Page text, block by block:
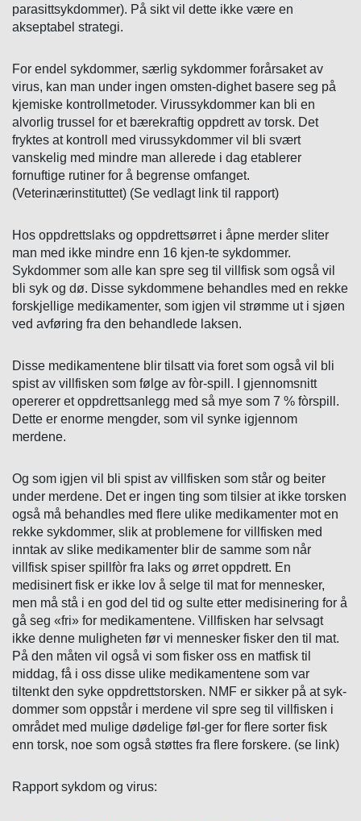
parasittsykdommer). På sikt vil dette ikke være en
akseptabel strategi.
For endel sykdommer, særlig sykdommer forårsaket av
virus, kan man under ingen omsten-dighet basere seg på
kjemiske kontrollmetoder. Virussykdommer kan bli en
alvorlig trussel for et bærekraftig oppdrett av torsk. Det
fryktes at kontroll med virussykdommer vil bli svært
vanskelig med mindre man allerede i dag etablerer
fornuftige rutiner for å begrense omfanget.
(Veterinærinstituttet) (Se vedlagt link til rapport)
Hos oppdrettslaks og oppdrettsørret i åpne merder sliter
man med ikke mindre enn 16 kjen-te sykdommer.
Sykdommer som alle kan spre seg til villfisk som også vil
bli syk og dø. Disse sykdommene behandles med en rekke
forskjellige medikamenter, som igjen vil strømme ut i sjøen
ved avføring fra den behandlede laksen.
Disse medikamentene blir tilsatt via foret som også vil bli
spist av villfisken som følge av fòr-spill. I gjennomsnitt
opererer et oppdrettsanlegg med så mye som 7 % fòrspill.
Dette er enorme mengder, som vil synke igjennom
merdene.
Og som igjen vil bli spist av villfisken som står og beiter
under merdene. Det er ingen ting som tilsier at ikke torsken
også må behandles med flere ulike medikamenter mot en
rekke sykdommer, slik at problemene for villfisken med
inntak av slike medikamenter blir de samme som når
villfisk spiser spillfòr fra laks og ørret oppdrett. En
medisinert fisk er ikke lov å selge til mat for mennesker,
men må stå i en god del tid og sulte etter medisinering for å
gå seg «fri» for medikamentene. Villfisken har selvsagt
ikke denne muligheten før vi mennesker fisker den til mat.
På den måten vil også vi som fisker oss en matfisk til
middag, få i oss disse ulike medikamentene som var
tiltenkt den syke oppdrettstorsken. NMF er sikker på at syk-
dommer som oppstår i merdene vil spre seg til villfisken i
området med mulige dødelige føl-ger for flere sorter fisk
enn torsk, noe som også støttes fra flere forskere. (se link)
Rapport sykdom og virus: